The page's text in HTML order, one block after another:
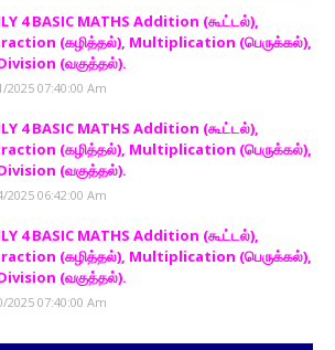
4 BASIC MATHS Addition (கூட்டல்),
(கழித்தல்), Multiplication (பெருக்கல்),
(வகுத்தல்).
2025 07:40:00 Am
4 BASIC MATHS Addition (கூட்டல்),
(கழித்தல்), Multiplication (பெருக்கல்),
(வகுத்தல்).
2025 06:42:00 Am
4 BASIC MATHS Addition (கூட்டல்),
(கழித்தல்), Multiplication (பெருக்கல்),
(வகுத்தல்).
2025 07:40:00 Am